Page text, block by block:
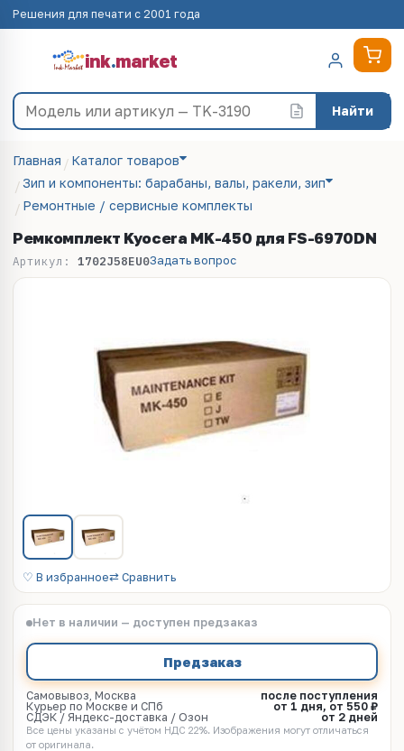
Решения для печати с 2001 года
ink.market
Найти
Главная
Каталог товаров
Зип и компоненты: барабаны, валы, ракели, зип
Ремонтные / сервисные комплекты
Ремкомплект Kyocera MK-450 для FS-6970DN
Артикул: 1702J58EU0Задать вопрос
♡ В избранное⇄ Сравнить
Нет в наличии — доступен предзаказ
Предзаказ
Самовывоз, Москва
после поступления
Курьер по Москве и СПб
от 1 дня, от 550 ₽
СДЭК / Яндекс-доставка / Озон
от 2 дней
Все цены указаны с учётом НДС 22%. Изображения могут отличаться
от оригинала.